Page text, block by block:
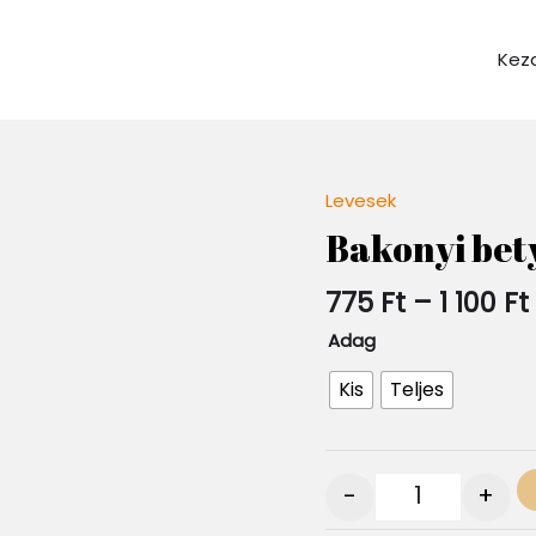
Levesek
Bakonyi
775 Ft – 1 100 Ft1
Adag
Kis Teljes
- +